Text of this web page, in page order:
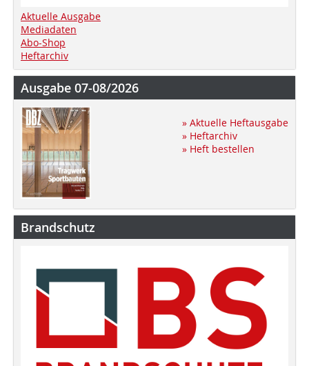
Aktuelle Ausgabe
Mediadaten
Abo-Shop
Heftarchiv
Ausgabe 07-08/2026
» Aktuelle Heftausgabe
» Heftarchiv
» Heft bestellen
Brandschutz